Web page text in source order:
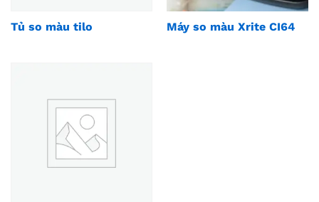
Tủ so màu tilo Máy so màu Xrite CI64